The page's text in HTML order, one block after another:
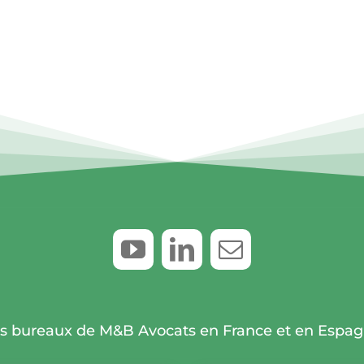
bureaux de M&B Avocats en France et en